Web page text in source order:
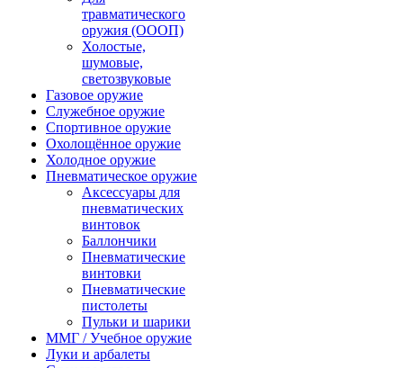
травматического
оружия (ОООП)
Холостые,
шумовые,
светозвуковые
Газовое оружие
Служебное оружие
Спортивное оружие
Охолощённое оружие
Холодное оружие
Пневматическое оружие
Аксессуары для
пневматических
винтовок
Баллончики
Пневматические
винтовки
Пневматические
пистолеты
Пульки и шарики
ММГ / Учебное оружие
Луки и арбалеты